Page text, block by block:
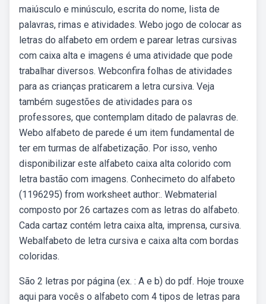
maiúsculo e minúsculo, escrita do nome, lista de
palavras, rimas e atividades. Webo jogo de colocar as
letras do alfabeto em ordem e parear letras cursivas
com caixa alta e imagens é uma atividade que pode
trabalhar diversos. Webconfira folhas de atividades
para as crianças praticarem a letra cursiva. Veja
também sugestões de atividades para os
professores, que contemplam ditado de palavras de.
Webo alfabeto de parede é um item fundamental de
ter em turmas de alfabetização. Por isso, venho
disponibilizar este alfabeto caixa alta colorido com
letra bastão com imagens. Conhecimeto do alfabeto
(1196295) from worksheet author:. Webmaterial
composto por 26 cartazes com as letras do alfabeto.
Cada cartaz contém letra caixa alta, imprensa, cursiva.
Webalfabeto de letra cursiva e caixa alta com bordas
coloridas.
São 2 letras por página (ex. : A e b) do pdf. Hoje trouxe
aqui para vocês o alfabeto com 4 tipos de letras para